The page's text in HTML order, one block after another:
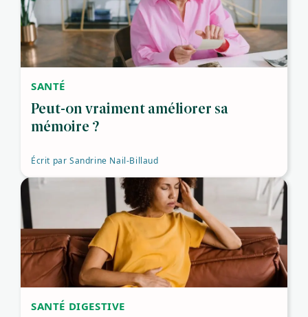
SANTÉ
Peut-on vraiment améliorer sa
mémoire ?
Écrit par Sandrine Nail-Billaud
SANTÉ DIGESTIVE